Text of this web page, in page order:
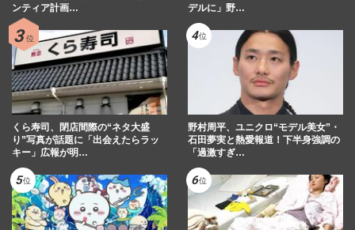
ンティア計画…
デルに」野…
くら寿司、閉店間際の“ネタ大盛
り”写真が話題に「出会えたらラッ
キー」広報が明…
野村周平、ユニクロ“モデル美女”・
石田夢実と熱愛報道！下半身強調の
「過激すぎ…